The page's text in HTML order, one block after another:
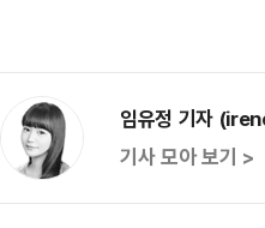
임유정 기자
기사 모아 보기 >